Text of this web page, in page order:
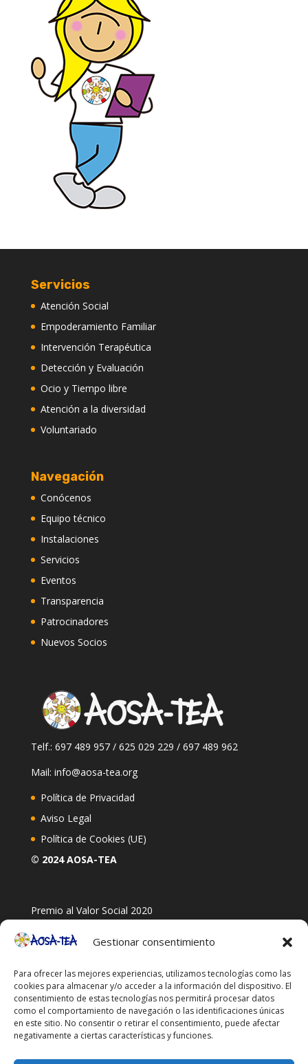
Gestionar consentimiento
Para ofrecer las mejores experiencias, utilizamos tecnologías como las
cookies para almacenar y/o acceder a la información del dispositivo. El
consentimiento de estas tecnologías nos permitirá procesar datos
como el comportamiento de navegación o las identificaciones únicas
en este sitio. No consentir o retirar el consentimiento, puede afectar
negativamente a ciertas características y funciones.
Servicios
Atención Social
Empoderamiento Familiar
Intervención Terapéutica
Detección y Evaluación
Ocio y Tiempo libre
Atención a la diversidad
Voluntariado
Navegación
Conócenos
Equipo técnico
Instalaciones
Servicios
Eventos
Transparencia
Patrocinadores
Nuevos Socios
Telf.: 697 489 957 / 625 029 229 / 697 489 962
Mail: info@aosa-tea.org
Política de Privacidad
Aviso Legal
Política de Cookies (UE)
© 2024 AOSA-TEA
Premio al Valor Social 2020